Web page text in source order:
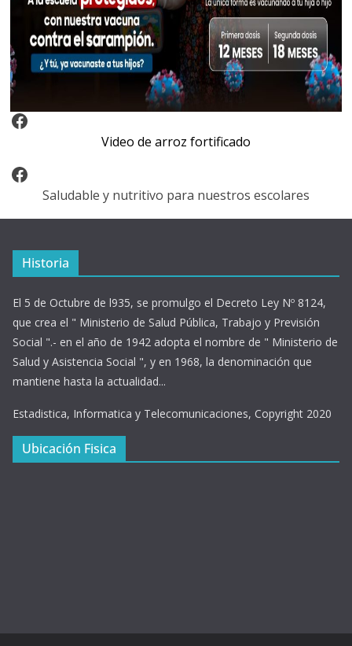
Video Arroz Fortificado
Video de arroz fortificado
Facebook
Saludable y nutritivo para nuestros escolares
Historia
El 5 de Octubre de l935, se promulgo el Decreto Ley Nº 8124,
que crea el " Ministerio de Salud Pública, Trabajo y Previsión
Social ".- en el año de 1942 adopta el nombre de " Ministerio de
Salud y Asistencia Social ", y en 1968, la denominación que
mantiene hasta la actualidad...
Estadistica, Informatica y Telecomunicaciones, Copyright 2020
Ubicación Fisica